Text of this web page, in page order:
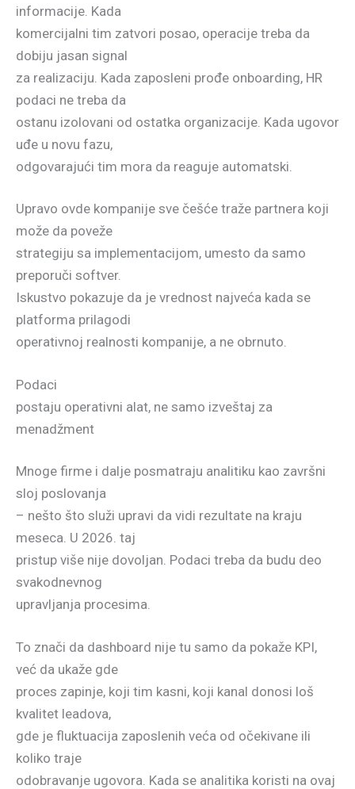
informacije. Kada
komercijalni tim zatvori posao, operacije treba da
dobiju jasan signal
za realizaciju. Kada zaposleni prođe onboarding, HR
podaci ne treba da
ostanu izolovani od ostatka organizacije. Kada ugovor
uđe u novu fazu,
odgovarajući tim mora da reaguje automatski.
Upravo ovde kompanije sve češće traže partnera koji
može da poveže
strategiju sa implementacijom, umesto da samo
preporuči softver.
Iskustvo pokazuje da je vrednost najveća kada se
platforma prilagodi
operativnoj realnosti kompanije, a ne obrnuto.
Podaci
postaju operativni alat, ne samo izveštaj za
menadžment
Mnoge firme i dalje posmatraju analitiku kao završni
sloj poslovanja
– nešto što služi upravi da vidi rezultate na kraju
meseca. U 2026. taj
pristup više nije dovoljan. Podaci treba da budu deo
svakodnevnog
upravljanja procesima.
To znači da dashboard nije tu samo da pokaže KPI,
već da ukaže gde
proces zapinje, koji tim kasni, koji kanal donosi loš
kvalitet leadova,
gde je fluktuacija zaposlenih veća od očekivane ili
koliko traje
odobravanje ugovora. Kada se analitika koristi na ovaj